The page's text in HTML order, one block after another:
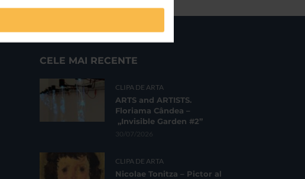
CELE MAI RECENTE
CLIPA DE ARTA
ARTS and ARTISTS.
Floriama Cândea –
„Invisible Garden #2”
30/07/2026
CLIPA DE ARTA
Nicolae Tonitza – Pictor al